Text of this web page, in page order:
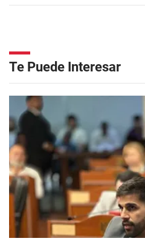
Te Puede Interesar